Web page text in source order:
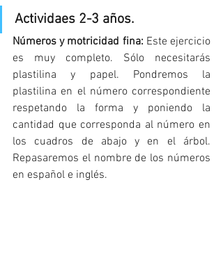
Actividaes 2-3 años.
Números y motricidad fina: Este ejercicio
es muy completo. Sólo necesitarás
plastilina y papel. Pondremos la
plastilina en el número correspondiente
respetando la forma y poniendo la
cantidad que corresponda al número en
los cuadros de abajo y en el árbol.
Repasaremos el nombre de los números
en español e inglés.